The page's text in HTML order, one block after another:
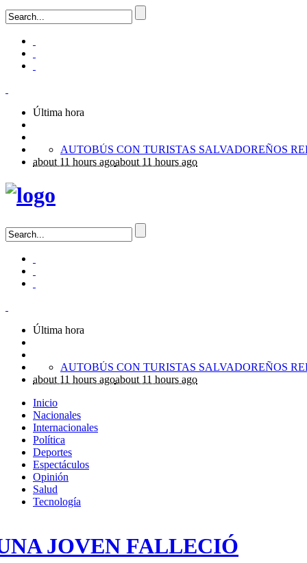
Última hora
about 11 hours agoabout 11 hours ago
Última hora
about 11 hours agoabout 11 hours ago
Inicio
Nacionales
Internacionales
Política
Deportes
Espectáculos
Opinión
Salud
Tecnología
JOVEN FALLECIÓ